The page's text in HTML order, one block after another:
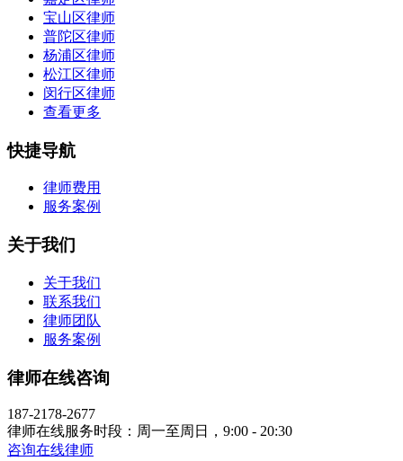
宝山区律师
普陀区律师
杨浦区律师
松江区律师
闵行区律师
查看更多
快捷导航
律师费用
服务案例
关于我们
关于我们
联系我们
律师团队
服务案例
律师在线咨询
187-2178-2677
律师在线服务时段：周一至周日，9:00 - 20:30
咨询在线律师